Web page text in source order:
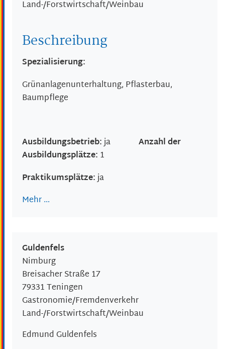
Land-/Forstwirtschaft/Weinbau
Beschreibung
Spezialisierung:
Grünanlagenunterhaltung, Pflasterbau,
Baumpflege
Ausbildungsbetrieb:ja Anzahl der
Ausbildungsplätze: 1
Praktikumsplätze:ja
Mehr …
Guldenfels
Nimburg
Breisacher Straße 17
79331Teningen
Gastronomie/Fremdenverkehr
Land-/Forstwirtschaft/Weinbau
Edmund Guldenfels